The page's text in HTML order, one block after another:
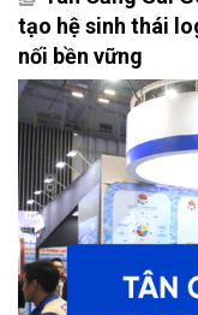
tạo hệ sinh thái
nối bền vững